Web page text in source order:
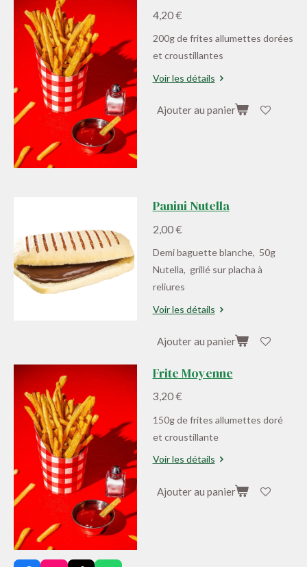
4,20 €
200g de frites allumettes dorées
et croustillantes
Voir les détails
Ajouter au panier
Panini Nutella
2,00 €
Demi baguette blanche, 50g
Nutella, grillé sur placha à
reliures
Voir les détails
Ajouter au panier
Frite Moyenne
3,20 €
150g de frites allumettes doré
et croustillante
Voir les détails
Ajouter au panier